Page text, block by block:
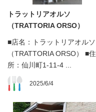
トラットリアオルソ
（TRATTORIA ORSO）
■店名：トラットリアオルソ
（TRATTORIA ORSO） ■住
所：仙川町1-11-4 ...
2025/6/4